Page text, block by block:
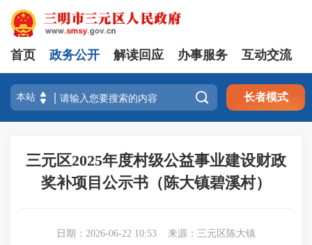
首页 政务公开 解读回应 办事服务 互动交流
 长者模式
三元区2025年度村级公益事业建设财政
奖补项目公示书（陈大镇碧溪村）
日期：2026-06-22 10:53 来源：三元区陈大镇